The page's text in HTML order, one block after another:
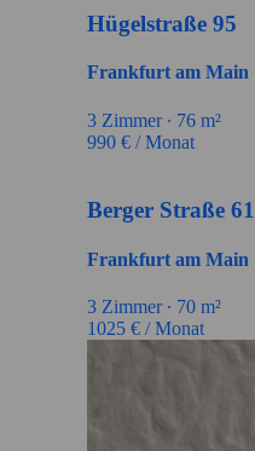
Hügelstraße 95
Frankfurt am Main
3 Zimmer ∙ 76 m²
990 € / Monat
Berger Straße 61
Frankfurt am Main
3 Zimmer ∙ 70 m²
1025 € / Monat